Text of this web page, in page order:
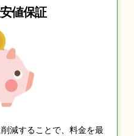
値保証
減することで、料金を最